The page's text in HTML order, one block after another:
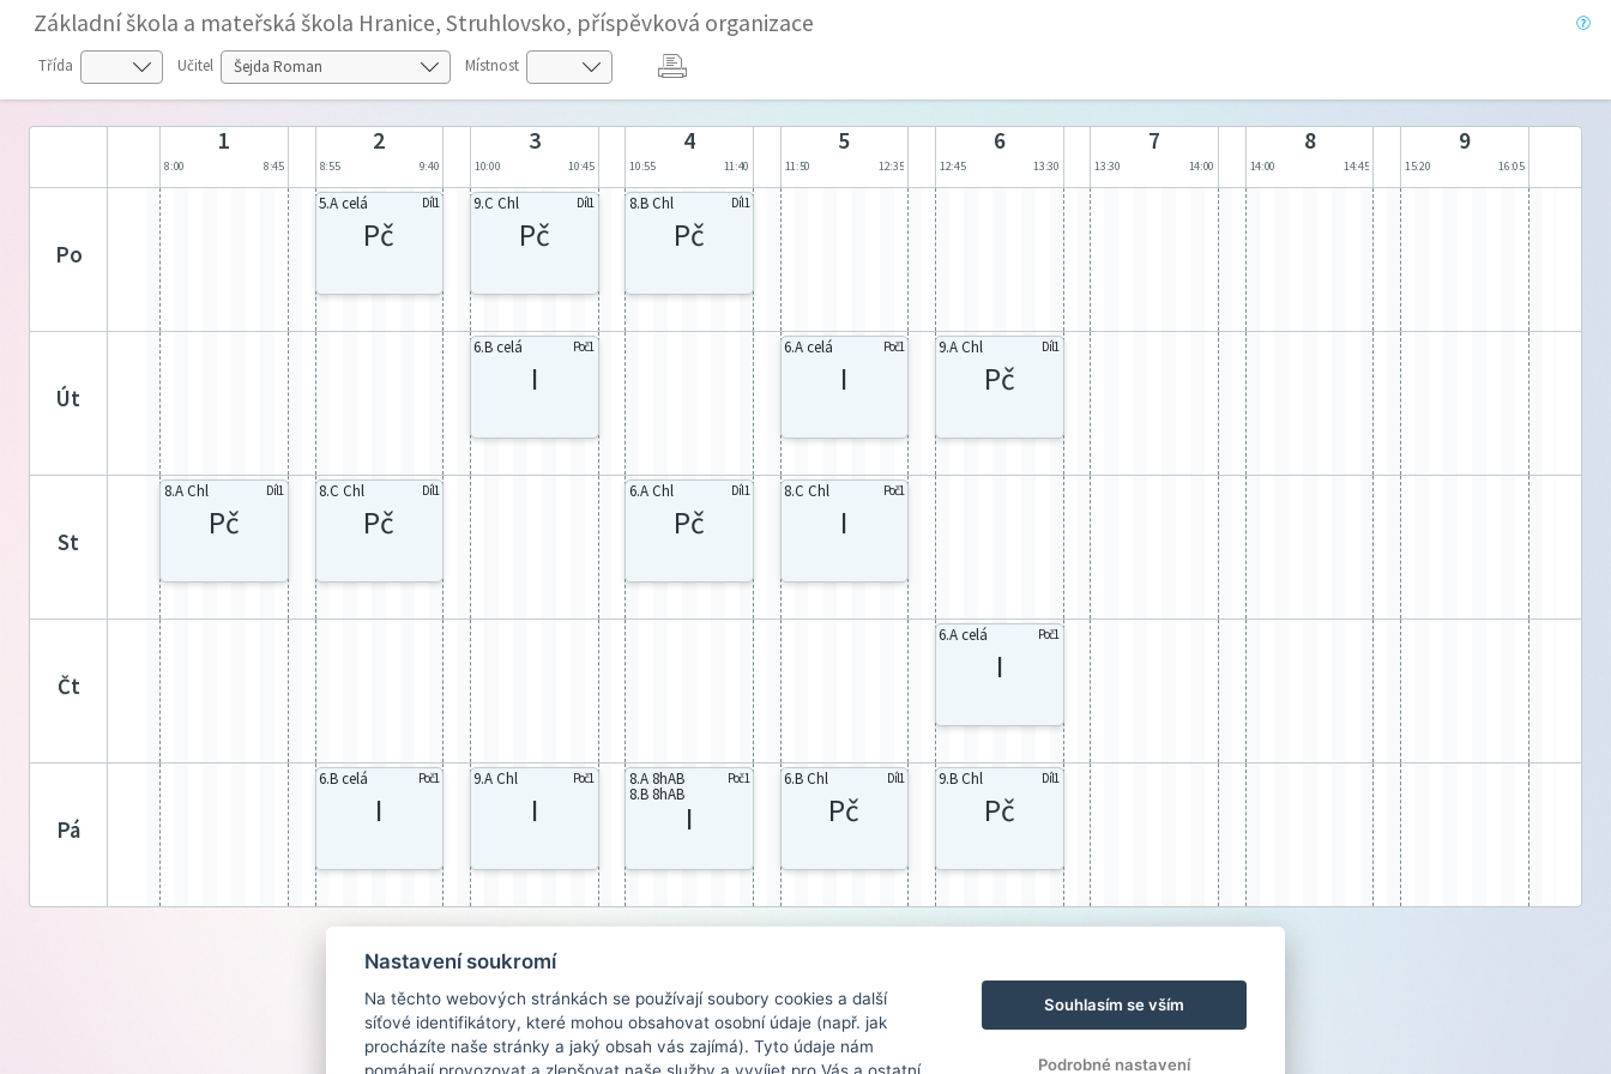
Základní škola a mateřská škola Hranice, Struhlovsko, příspěvková organizace
Třída Učitel Místnost
1
8:00 8:45
2
8:55 9:40
3
10:00 10:45
4
10:55 11:40
5
11:50 12:35
6
12:45 13:30
7
13:30 14:00
8
14:00 14:45
9
15:20 16:05
po
5.A celá Díl1
Pč
9.C Chl Díl1
Pč
8.B Chl Díl1
Pč
út
6.B celá Poč1
I
6.A celá Poč1
I
9.A Chl Díl1
Pč
st
8.A Chl Díl1
Pč
8.C Chl Díl1
Pč
6.A Chl Díl1
Pč
8.C Chl Poč1
I
čt
6.A celá Poč1
I
pá
6.B celá Poč1
I
9.A Chl Poč1
I
8.A 8hAB
8.B 8hAB
Poč1
I
6.B Chl Díl1
Pč
9.B Chl Díl1
Pč
Nastavení soukromí
Na těchto webových stránkách se používají soubory cookies a další
síťové identifikátory, které mohou obsahovat osobní údaje (např. jak
procházíte naše stránky a jaký obsah vás zajímá). Tyto údaje nám
Souhlasím se vším
Podrobné nastavení